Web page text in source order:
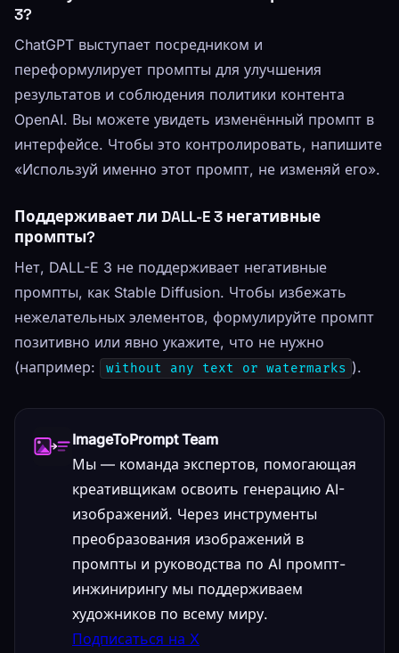
3?
ChatGPT выступает посредником и
переформулирует промпты для улучшения
результатов и соблюдения политики контента
OpenAI. Вы можете увидеть изменённый промпт в
интерфейсе. Чтобы это контролировать, напишите
«Используй именно этот промпт, не изменяй его».
Поддерживает ли DALL-E 3 негативные
промпты?
Нет, DALL-E 3 не поддерживает негативные
промпты, как Stable Diffusion. Чтобы избежать
нежелательных элементов, формулируйте промпт
позитивно или явно укажите, что не нужно
(например:
without any text or watermarks ).
ImageToPrompt Team
Мы — команда экспертов, помогающая
креативщикам освоить генерацию AI-
изображений. Через инструменты
преобразования изображений в
промпты и руководства по AI промпт-
инжинирингу мы поддерживаем
художников по всему миру.
Подписаться на X